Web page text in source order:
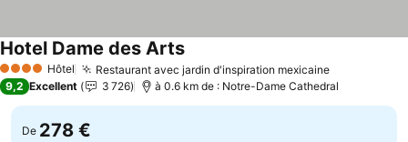
4 Étoiles Hôtel Restaurant avec jardin d'inspiration mexicaine
Hotel Dame des Arts
9,2 Excellent 3 726 à 0.6 km de : Notre-Dame Cathedral
De 278 €